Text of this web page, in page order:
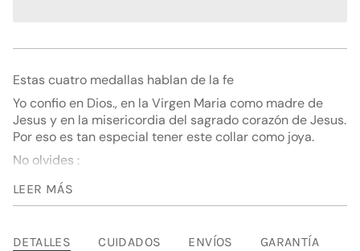
}}
</span>
en
el
carrito",
"decrease"=>"Disminuir
cantidad
{{
product
"multiples_of"=>"Incrementos
Estas cuatro medallas hablan de la fe
Yo confio en Dios., en la Virgen Maria como madre de
Jesus y en la misericordia del sagrado corazón de Jesus.
Por eso es tan especial tener este collar como joya.
No olvides :
tienes cuatro principios básicos y especiales en tu fe.
Diseño
24kt.
LEER MÁS
DETALLES CUIDADOS ENVÍOS GARANTÍA